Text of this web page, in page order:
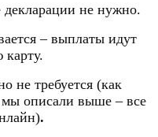
декларации не нужно.
– выплаты идут
не требуется (как
мы описали выше – все
.